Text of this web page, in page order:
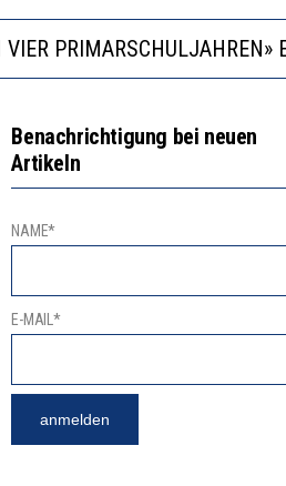
BRINGEN
Benachrichtigung bei neuen
Artikeln
NAME*
E-MAIL*